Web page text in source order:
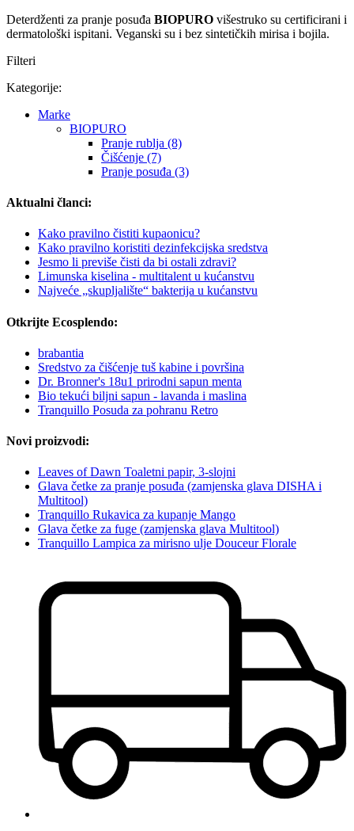
Deterdženti za pranje posuđa BIOPURO višestruko su certificirani i
dermatološki ispitani. Veganski su i bez sintetičkih mirisa i bojila.
Filteri
Kategorije:
Marke
BIOPURO
Pranje rublja (8)
Čišćenje (7)
Pranje posuđa (3)
Aktualni članci:
Kako pravilno čistiti kupaonicu?
Kako pravilno koristiti dezinfekcijska sredstva
Jesmo li previše čisti da bi ostali zdravi?
Limunska kiselina - multitalent u kućanstvu
Najveće „skupljalište“ bakterija u kućanstvu
Otkrijte Ecosplendo:
brabantia
Sredstvo za čišćenje tuš kabine i površina
Dr. Bronner's 18u1 prirodni sapun menta
Bio tekući biljni sapun - lavanda i maslina
Tranquillo Posuda za pohranu Retro
Novi proizvodi:
Leaves of Dawn Toaletni papir, 3-slojni
Glava četke za pranje posuđa (zamjenska glava DISHA i
Multitool)
Tranquillo Rukavica za kupanje Mango
Glava četke za fuge (zamjenska glava Multitool)
Tranquillo Lampica za mirisno ulje Douceur Florale